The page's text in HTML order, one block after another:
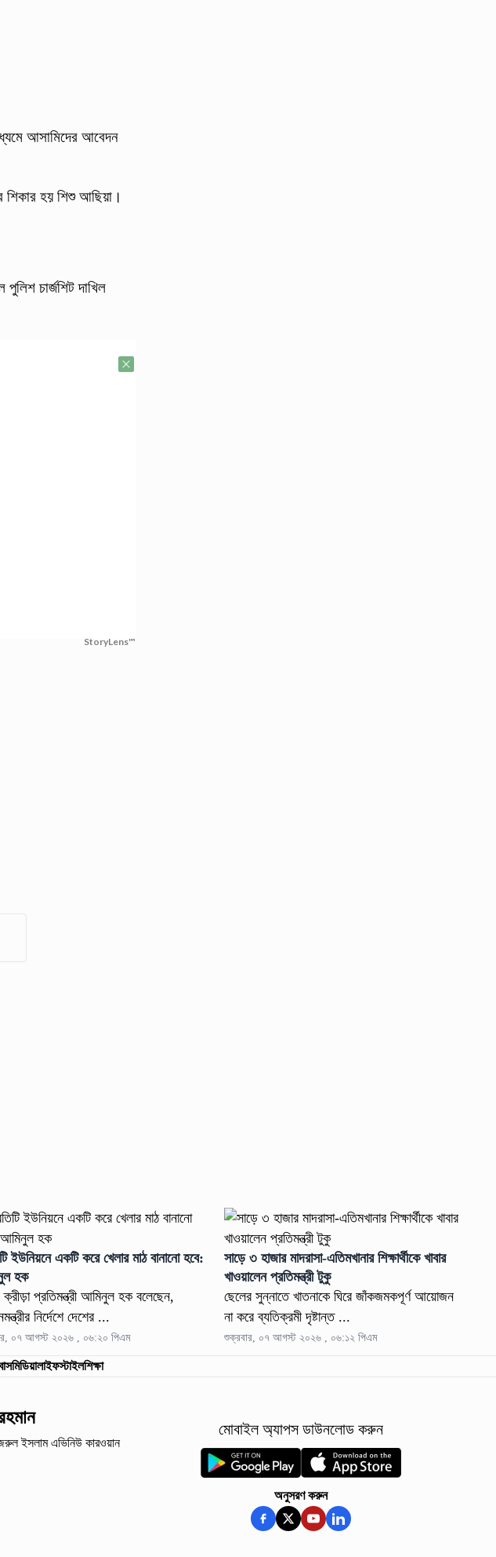
আসামিদের আবেদন
শিকার হয় শিশু আছিয়া।
চার্জশিট দাখিল
StoryLens™
ইউনিয়নে একটি করে খেলার মাঠ বানানো হবে:
হক
প্রতিমন্ত্রী আমিনুল হক বলেছেন,
নির্দেশে দেশের ...
০৭ আগস্ট ২০২৬ , ০৬:২০ পিএম
সাড়ে ৩ হাজার মাদরাসা-এতিমখানার শিক্ষার্থীকে খাবার
খাওয়ালেন প্রতিমন্ত্রী টুকু
ছেলের সুন্নাতে খাতনাকে ঘিরে জাঁকজমকপূর্ণ আয়োজন
না করে ব্যতিক্রমী দৃষ্টান্ত ...
শুক্রবার, ০৭ আগস্ট ২০২৬ , ০৬:১২ পিএম
মিডিয়ালাইফস্টাইলশিক্ষা
ইসলামএভিনিউ কারওয়ান
মোবাইল অ্যাপস ডাউনলোড করুন
অনুসরণ করুন